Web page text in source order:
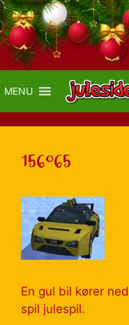
MENU
156065
En gul bil kører
spil julespil.